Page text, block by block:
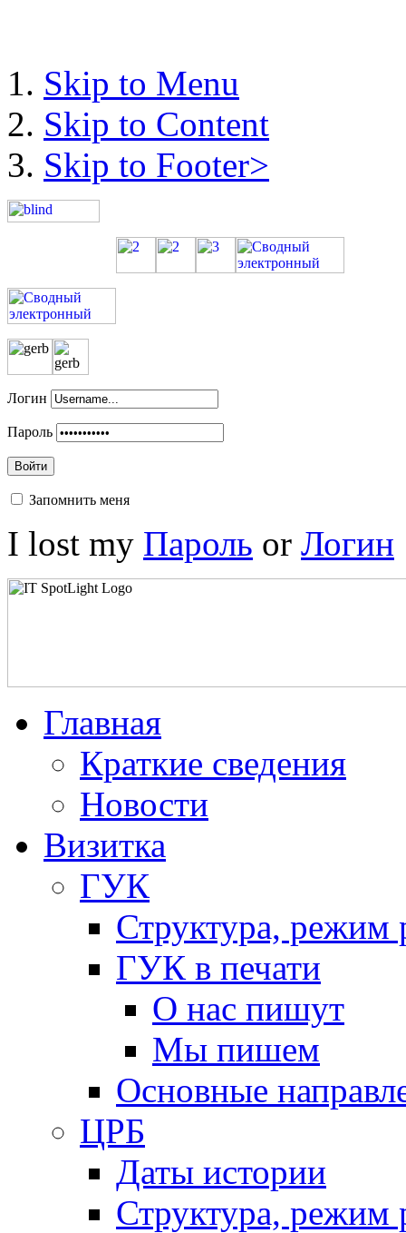
Skip to Menu
Skip to Content
Skip to Footer>
Логин
Пароль
Войти
Запомнить меня
I lost my Пароль or Логин
Главная
Краткие сведения
Новости
Визитка
ГУК
Структура, режим
ГУК в печати
О нас пишут
Мы пишем
Основные
ЦРБ
Даты истории
Структура, режим